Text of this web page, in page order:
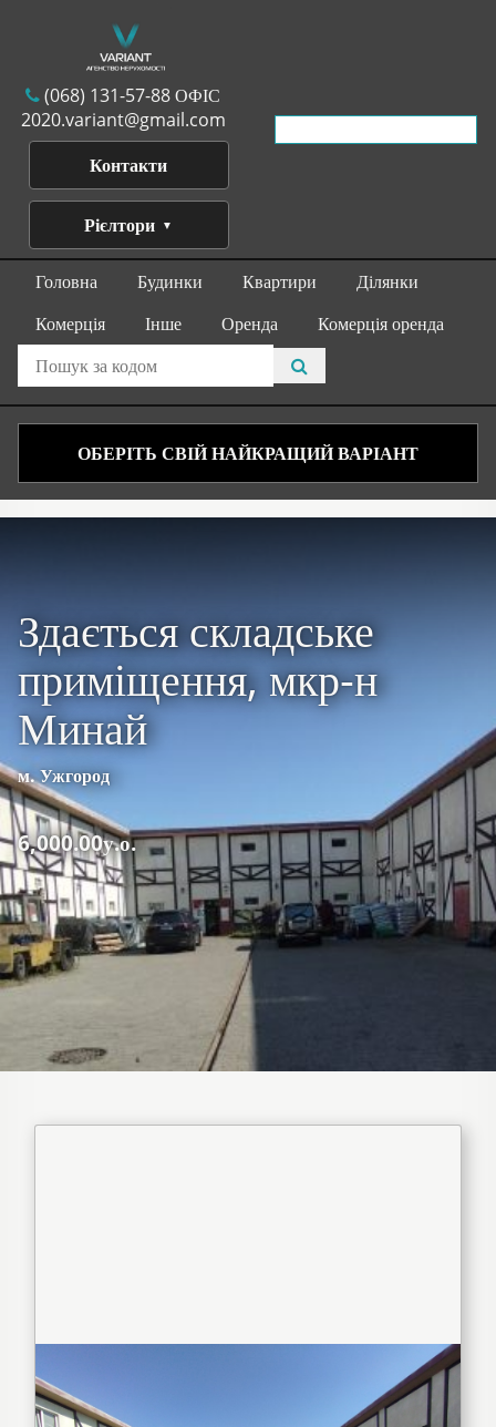
(068) 131-57-88 ОФІС
2020.variant@gmail.com
Контакти
Рієлтори
Головна Будинки Квартири
Ділянки
Комерція
Інше Оренда Комерція оренда
ОБЕРІТЬ СВІЙ НАЙКРАЩИЙ ВАРІАНТ
Здається складське
приміщення, мкр-н
Минай
м. Ужгород
6,000.00у.о.